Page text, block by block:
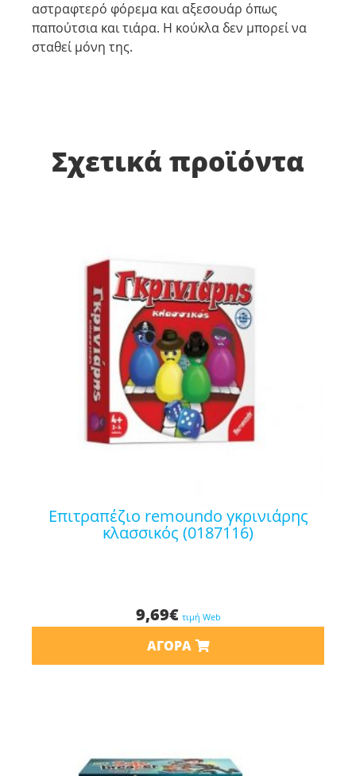
αστραφτερό φόρεμα και αξεσουάρ όπως
παπούτσια και τιάρα. Η κούκλα δεν μπορεί να
σταθεί μόνη της.
Σχετικά προϊόντα
επιτραπέζιο remoundo γκρινιάρης
κλασσικός (0187116)
9,69€ τιμή Web
ΑΓΟΡΆ